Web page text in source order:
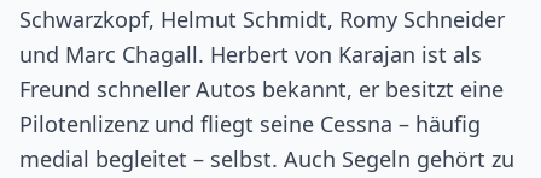
Schwarzkopf, Helmut Schmidt, Romy Schneider
und Marc Chagall. Herbert von Karajan ist als
Freund schneller Autos bekannt, er besitzt eine
Pilotenlizenz und fliegt seine Cessna – häufig
medial begleitet – selbst. Auch Segeln gehört zu